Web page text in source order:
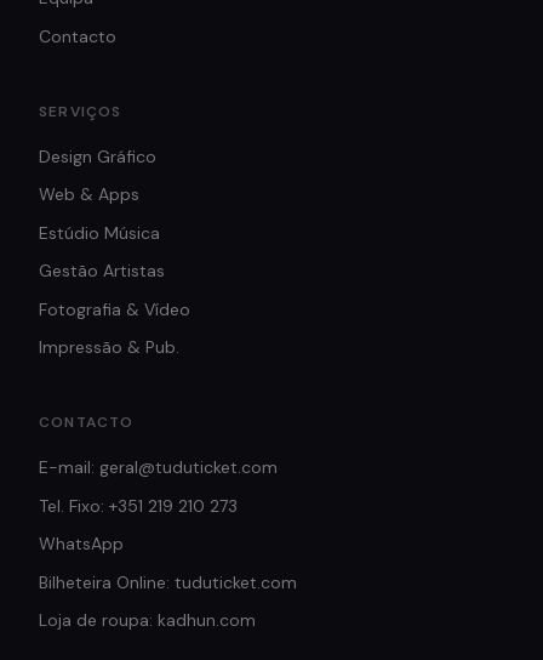
Contacto
SERVIÇOS
Design Gráfico
Web & Apps
Estúdio Música
Gestão Artistas
Fotografia & Vídeo
Impressão & Pub.
CONTACTO
E-mail: geral@tuduticket.com
Tel. Fixo: +351 219 210 273
WhatsApp
Bilheteira Online: tuduticket.com
Loja de roupa: kadhun.com